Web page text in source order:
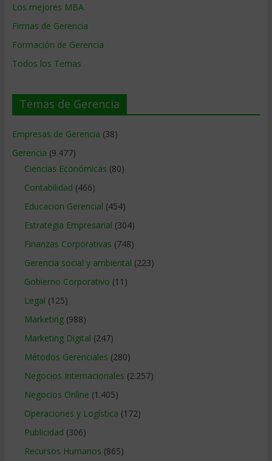
Los mejores MBA
Firmas de Gerencia
Formación de Gerencia
Todos los Temas
Temas de Gerencia
Empresas de Gerencia (38)
Gerencia (9.477)
Ciencias Económicas (80)
Contabilidad (466)
Educacion Gerencial (454)
Estrategia Empresarial (304)
Finanzas Corporativas (748)
Gerencia social y ambiental (223)
Gobierno Corporativo (11)
Legal (125)
Marketing(988)
Marketing Digital (247)
Métodos Gerenciales (280)
Negocios Internacionales (2.257)
Negocios Online (1.405)
Operaciones y Logística (172)
Publicidad (306)
Recursos Humanos (865)